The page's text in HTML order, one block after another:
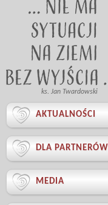
ks. Jan Twardowski
 AKTUALNOŚCI
 DLA PARTNERÓW
 MEDIA